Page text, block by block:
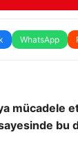
WhatsApp
mücadele
bu